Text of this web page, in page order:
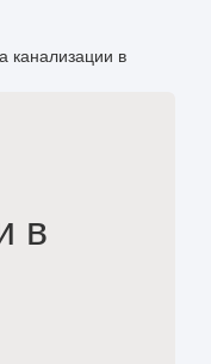
канализации в
в